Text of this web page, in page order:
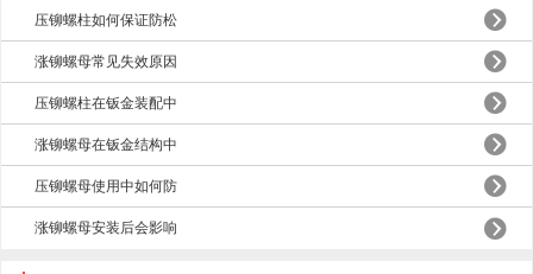
压铆螺柱如何保证防松
涨铆螺母常见失效原因
压铆螺柱在钣金装配中
涨铆螺母在钣金结构中
压铆螺母使用中如何防
涨铆螺母安装后会影响